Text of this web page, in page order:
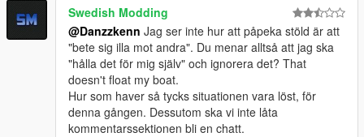
Swedish Modding
@Danzzkenn Jag ser inte hur att påpeka stöld är att
"bete sig illa mot andra". Du menar alltså att jag ska
"hålla det för mig själv" och ignorera det? That
doesn't float my boat.
Hur som haver så tycks situationen vara löst, för
denna gången. Dessutom ska vi inte låta
kommentarssektionen bli en chatt.